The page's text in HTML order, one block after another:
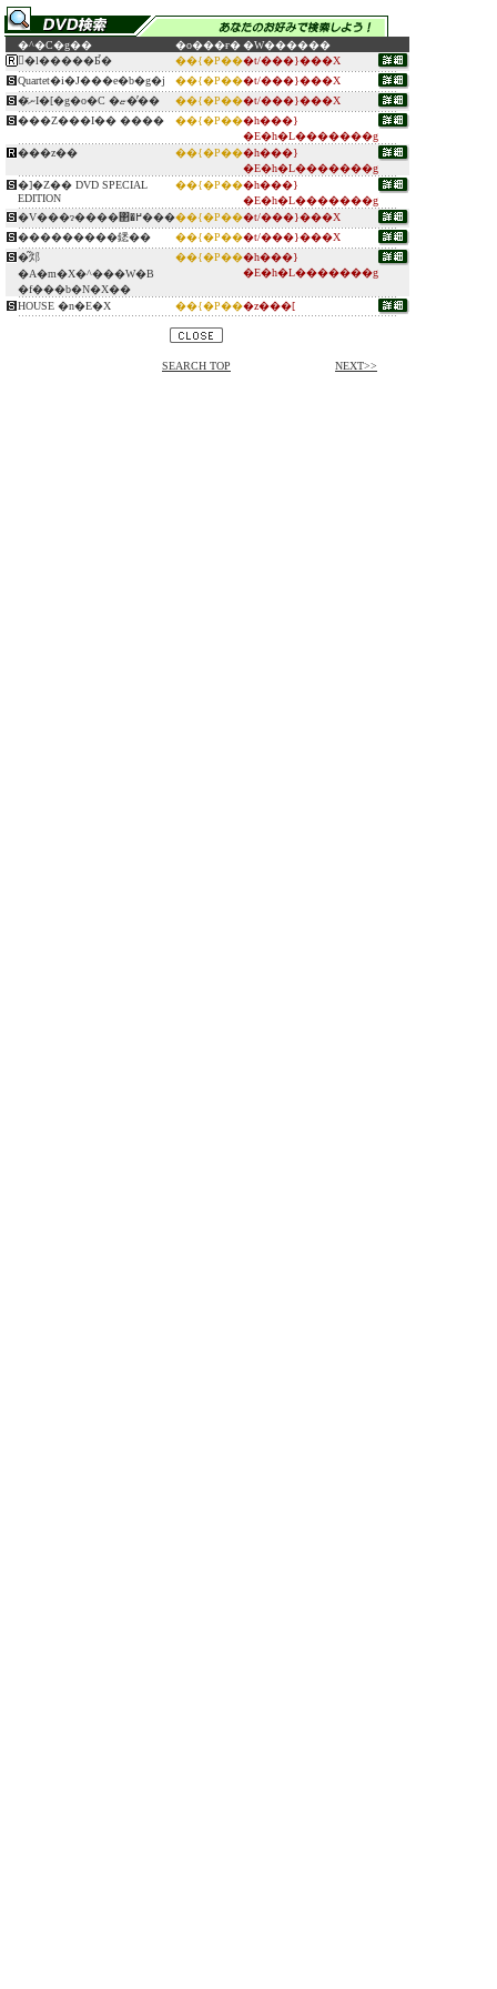
�^�C�g�� �o���ғ��W������
�ِl�����Ƃ̉�
��{�P���t/���}���X
Quartet�i�J���e�b�g�j
��{�P���t/���}���X
�ނ̃I�[�g�o�C �ޏ��̓�
��{�P���t/���}���X
���Z���I�� ����
��{�P���h���}
�E�h�L�������g
���z��
��{�P���h���}
�E�h�L�������g
�]�Z�� DVD SPECIAL
EDITION
��{�P���h���}
�E�h�L�������g
�V���ɂ����΂�߂�����{�P���t/���}���X
���������鏭��
��{�P���t/���}���X
�͂邩
�A�m�X�^���W�B
�f���b�N�X��
��{�P���h���}
�E�h�L�������g
HOUSE �n�E�X ��{�P���z���[
SEARCH TOP NEXT>>